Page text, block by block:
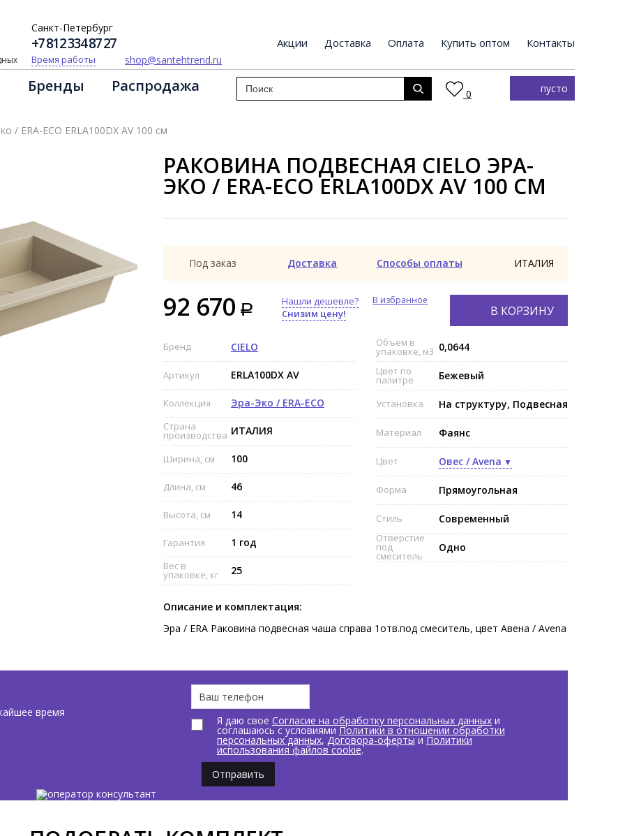
Санкт-Петербург
+7 812 334 87 27
Время работы shop@santehtrend.ru
Акции Доставка Оплата Купить оптом Контакты
Бренды Распродажа 0 пусто
/ ERA-ECO ERLA100DX AV 100 см
РАКОВИНА ПОДВЕСНАЯ CIELO ЭРА-
ЭКО / ERA-ECO ERLA100DX AV 100 СМ
Под заказ Доставка Способы оплаты ИТАЛИЯ
92 670
Нашли дешевле?
Снизим цену!
В избранное
В КОРЗИНУ
Бренд CIELO
Артикул ERLA100DX AV
Коллекция Эра-Эко / ERA-ECO
Страна
производства ИТАЛИЯ
Ширина, см 100
Длина, см 46
Высота, см 14
Гарантия 1 год
Вес в
упаковке, кг 25
Объем в
упаковке, м3 0,0644
Цвет по
палитре Бежевый
Установка На структуру, Подвесная
Материал Фаянс
Цвет Овес / Avena
Форма Прямоугольная
Стиль Современный
Отверстие
под
смеситель
Одно
Описание и комплектация:
Эра / ERA Раковина подвесная чаша справа 1отв.под смеситель, цвет Авена / Avena
время
Я даю свое Согласие на обработку персональных данныхи
соглашаюсь с условиями Политики в отношении обработки
персональных данных, Договора-оферты и Политики
использования файлов cookie.
Отправить